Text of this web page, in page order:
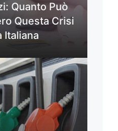
Quanto Può
Questa Crisi
Italiana